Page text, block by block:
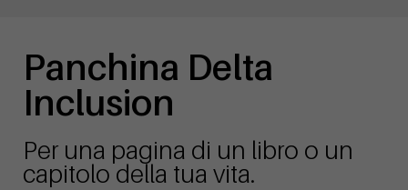
Panchina Delta
Inclusion
Per una pagina di un libro o un
capitolo della tua vita.